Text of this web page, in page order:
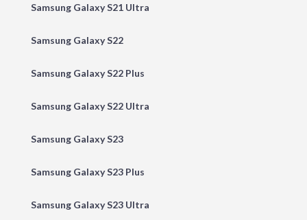
Samsung Galaxy S21 Ultra
Samsung Galaxy S22
Samsung Galaxy S22 Plus
Samsung Galaxy S22 Ultra
Samsung Galaxy S23
Samsung Galaxy S23 Plus
Samsung Galaxy S23 Ultra